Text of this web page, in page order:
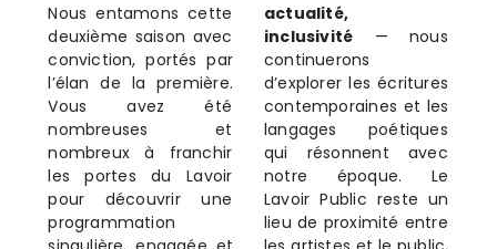
Nous entamons cette
deuxième saison avec
conviction, portés par
l’élan de la première.
Vous avez été
nombreuses et
nombreux à franchir
les portes du Lavoir
pour découvrir une
programmation
actualité,
inclusivité — nous
continuerons
d’explorer les écritures
contemporaines et les
langages poétiques
qui résonnent avec
notre époque. Le
Lavoir Public reste un
lieu de proximité entre